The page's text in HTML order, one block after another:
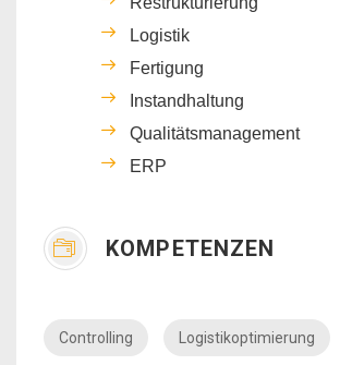
Logistik
Fertigung
Instandhaltung
Qualitätsmanagement
ERP
KOMPETENZEN
Controlling Logistikoptimierung